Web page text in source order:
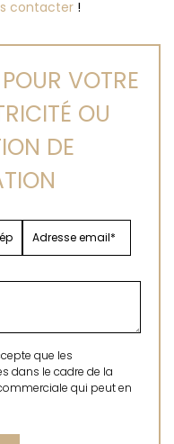
contacter !
VOTRE
OU
DE
que les
dans le cadre de la
qui peut en